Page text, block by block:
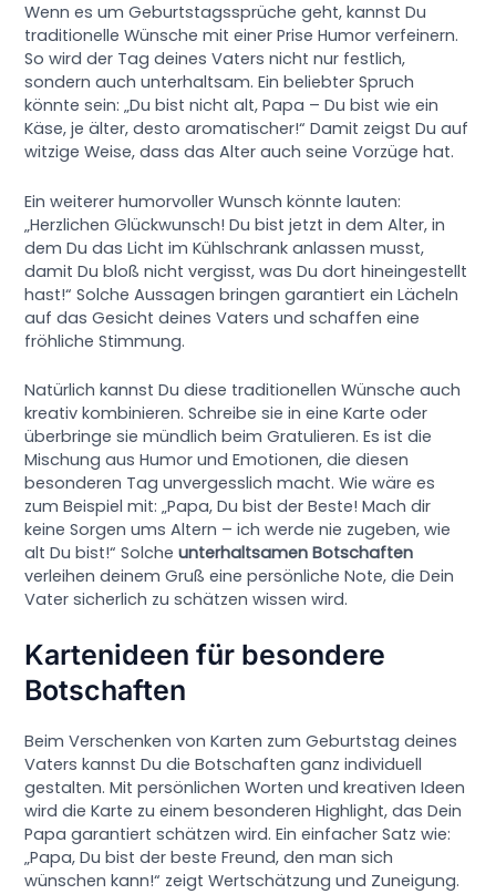
Wenn es um Geburtstagssprüche geht, kannst Du
traditionelle Wünsche mit einer Prise Humor verfeinern.
So wird der Tag deines Vaters nicht nur festlich,
sondern auch unterhaltsam. Ein beliebter Spruch
könnte sein: „Du bist nicht alt, Papa – Du bist wie ein
Käse, je älter, desto aromatischer!“ Damit zeigst Du auf
witzige Weise, dass das Alter auch seine Vorzüge hat.
Ein weiterer humorvoller Wunsch könnte lauten:
„Herzlichen Glückwunsch! Du bist jetzt in dem Alter, in
dem Du das Licht im Kühlschrank anlassen musst,
damit Du bloß nicht vergisst, was Du dort hineingestellt
hast!“ Solche Aussagen bringen garantiert ein Lächeln
auf das Gesicht deines Vaters und schaffen eine
fröhliche Stimmung.
Natürlich kannst Du diese traditionellen Wünsche auch
kreativ kombinieren. Schreibe sie in eine Karte oder
überbringe sie mündlich beim Gratulieren. Es ist die
Mischung aus Humor und Emotionen, die diesen
besonderen Tag unvergesslich macht. Wie wäre es
zum Beispiel mit: „Papa, Du bist der Beste! Mach dir
keine Sorgen ums Altern – ich werde nie zugeben, wie
alt Du bist!“ Solcheunterhaltsamen Botschaften
verleihen deinem Gruß eine persönliche Note, die Dein
Vater sicherlich zu schätzen wissen wird.
Kartenideen für besondere
Botschaften
Beim Verschenken von Karten zum Geburtstag deines
Vaters kannst Du die Botschaften ganz individuell
gestalten. Mit persönlichen Worten und kreativen Ideen
wird die Karte zu einem besonderen Highlight, das Dein
Papa garantiert schätzen wird. Ein einfacher Satz wie:
„Papa, Du bist der beste Freund, den man sich
wünschen kann!“ zeigt Wertschätzung und Zuneigung.